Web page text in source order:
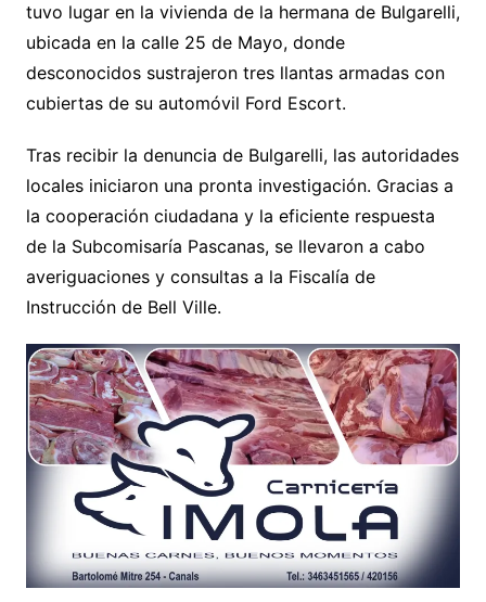
tuvo lugar en la vivienda de la hermana de Bulgarelli,
ubicada en la calle 25 de Mayo, donde
desconocidos sustrajeron tres llantas armadas con
cubiertas de su automóvil Ford Escort.
Tras recibir la denuncia de Bulgarelli, las autoridades
locales iniciaron una pronta investigación. Gracias a
la cooperación ciudadana y la eficiente respuesta
de la Subcomisaría Pascanas, se llevaron a cabo
averiguaciones y consultas a la Fiscalía de
Instrucción de Bell Ville.